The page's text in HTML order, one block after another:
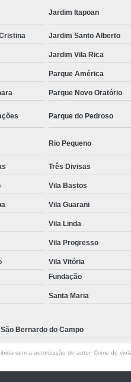
Jardim Itapoan
Jardim Santo Alberto
Jardim Vila Rica
Parque América
Parque Novo Oratório
Parque do Pedroso
Rio Pequeno
Três Divisas
Vila Bastos
Vila Guarani
Vila Linda
Vila Progresso
Vila Vitória
Fundação
Santa Maria
São Bernardo do Campo
sem a autorização do autor. Crime de